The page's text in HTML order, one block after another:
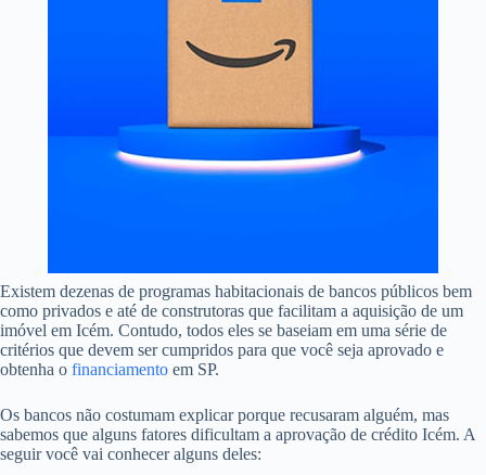
Existem dezenas de programas habitacionais de bancos públicos bem
como privados e até de construtoras que facilitam a aquisição de um
imóvel em Icém. Contudo, todos eles se baseiam em uma série de
critérios que devem ser cumpridos para que você seja aprovado e
obtenha o financiamento em SP.
Os bancos não costumam explicar porque recusaram alguém, mas
sabemos que alguns fatores dificultam a aprovação de crédito Icém. A
seguir você vai conhecer alguns deles: